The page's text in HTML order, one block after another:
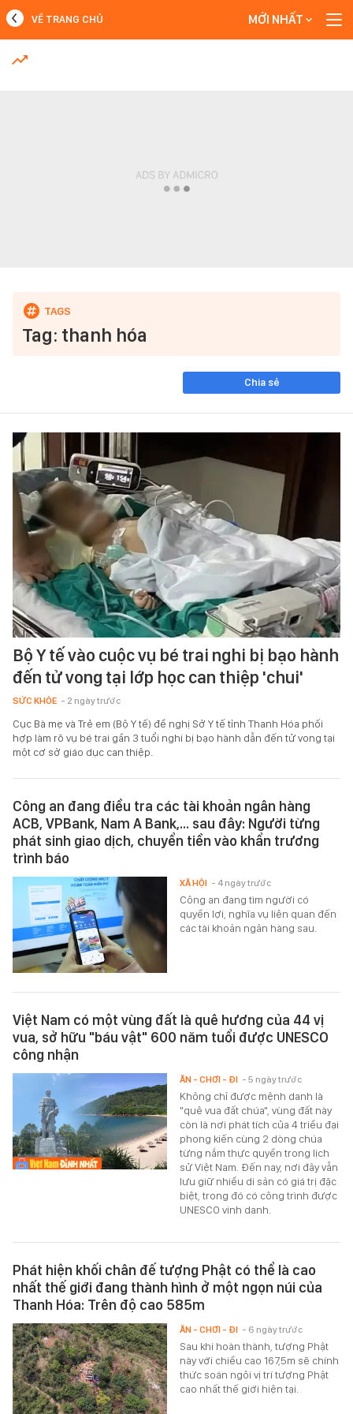
MỚI NHẤT
VỀ TRANG CHỦ MỚI NHẤT
Tag: thanh hóa
Chia sẻ
Bộ Y tế vào cuộc vụ bé trai nghi bị bạo hành
đến tử vong tại lớp học can thiệp 'chui'
SỨC KHỎE - 2 ngày trước
Cục Bà mẹ và Trẻ em (Bộ Y tế) đề nghị Sở Y tế tỉnh Thanh Hóa phối
hợp làm rõ vụ bé trai gần 3 tuổi nghi bị bạo hành dẫn đến tử vong tại
một cơ sở giáo dục can thiệp.
Công an đang điều tra các tài khoản ngân hàng
ACB, VPBank, Nam A Bank,... sau đây: Người từng
phát sinh giao dịch, chuyển tiền vào khẩn trương
trình báo
Công an đang tìm người có
quyền lợi, nghĩa vụ liên quan đến
các tài khoản ngân hàng sau.
XÃ HỘI - 4 ngày trước
Việt Nam có một vùng đất là quê hương của 44 vị
vua, sở hữu "báu vật" 600 năm tuổi được UNESCO
công nhận
Không chỉ được mệnh danh là
"quê vua đất chúa", vùng đất này
còn là nơi phát tích của 4 triều đại
phong kiến cùng 2 dòng chúa
từng nắm thực quyền trong lịch
sử Việt Nam. Đến nay, nơi đây vẫn
lưu giữ nhiều di sản có giá trị đặc
biệt, trong đó có công trình được
UNESCO vinh danh.
ĂN - CHƠI - ĐI - 5 ngày trước
Phát hiện khối chân đế tượng Phật có thể là cao
nhất thế giới đang thành hình ở một ngọn núi của
Thanh Hóa: Trên độ cao 585m
Sau khi hoàn thành, tượng Phật
này với chiều cao 167,5m sẽ chính
thức soán ngôi vị trí tượng Phật
cao nhất thế giới hiện tại.
ĂN - CHƠI - ĐI - 6 ngày trước